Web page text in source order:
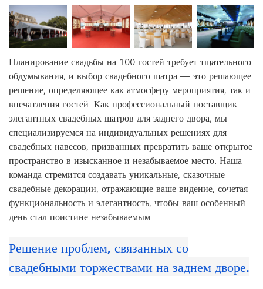
Планирование свадьбы на 100 гостей требует тщательного
обдумывания, и выбор свадебного шатра — это решающее
решение, определяющее как атмосферу мероприятия, так и
впечатления гостей. Как профессиональный поставщик
элегантных свадебных шатров для заднего двора, мы
специализируемся на индивидуальных решениях для
свадебных навесов, призванных превратить ваше открытое
пространство в изысканное и незабываемое место. Наша
команда стремится создавать уникальные, сказочные
свадебные декорации, отражающие ваше видение, сочетая
функциональность и элегантность, чтобы ваш особенный
день стал поистине незабываемым.
Решение проблем, связанных со
свадебными торжествами на заднем дворе.